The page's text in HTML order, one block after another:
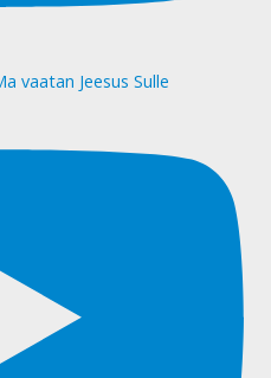
vaatan Jeesus Sulle